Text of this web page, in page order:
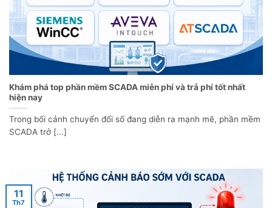
Khám phá top phần mềm SCADA miễn phí và trả phí tốt nhất
hiện nay
Trong bối cảnh chuyển đổi số đang diễn ra mạnh mẽ, phần mềm
SCADA trở [...]
11
Th7